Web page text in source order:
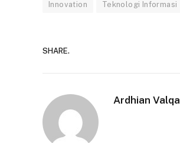
Innovation Teknologi Informasi
SHARE.
Ardhian Valqa